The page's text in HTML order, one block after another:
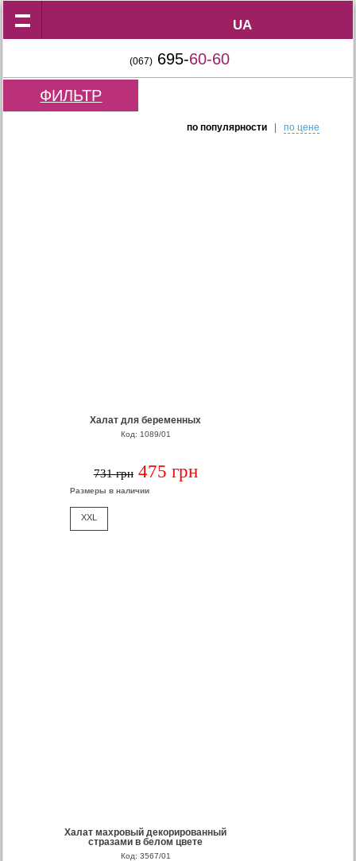
UA
UA
(067) 695-60-60
ФИЛЬТР
по популярности| по цене
Халат для беременных
Код: 1089/01
731 грн 475 грн
Размеры в наличии
XXL
Халат махровый декорированный
стразами в белом цвете
Код: 3567/01